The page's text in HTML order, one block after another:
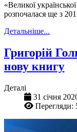
«Великої
розпочалася ще з
Детальніше...
Григорій
нову книгу
Деталі
31 січня
Перегляди: